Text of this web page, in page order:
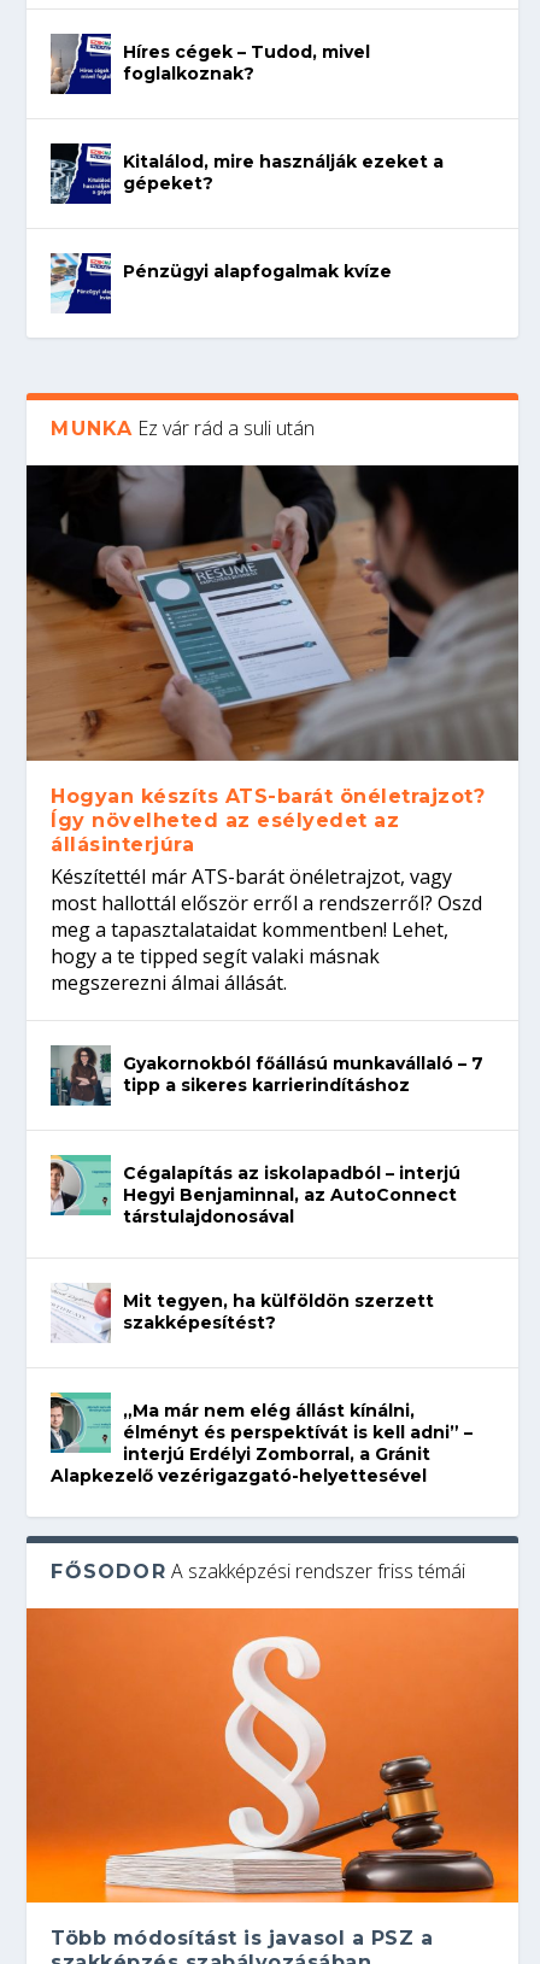
Híres cégek – Tudod, mivel
foglalkoznak?
Kitalálod, mire használják ezeket a
gépeket?
Pénzügyi alapfogalmak kvíze
MUNKA Ez vár rád a suli után
Hogyan készíts ATS-barát önéletrajzot?
Így növelheted az esélyedet az
állásinterjúra
Készítettél már ATS-barát önéletrajzot, vagy
most hallottál először erről a rendszerről? Oszd
meg a tapasztalataidat kommentben! Lehet,
hogy a te tipped segít valaki másnak
megszerezni álmai állását.
Gyakornokból főállású munkavállaló – 7
tipp a sikeres karrierindításhoz
Cégalapítás az iskolapadból – interjú
Hegyi Benjaminnal, az AutoConnect
társtulajdonosával
Mit tegyen, ha külföldön szerzett
szakképesítést?
„Ma már nem elég állást kínálni,
élményt és perspektívát is kell adni” –
interjú Erdélyi Zomborral, a Gránit
Alapkezelő vezérigazgató-helyettesével
FŐSODOR A szakképzési rendszer friss témái
Több módosítást is javasol a PSZ a